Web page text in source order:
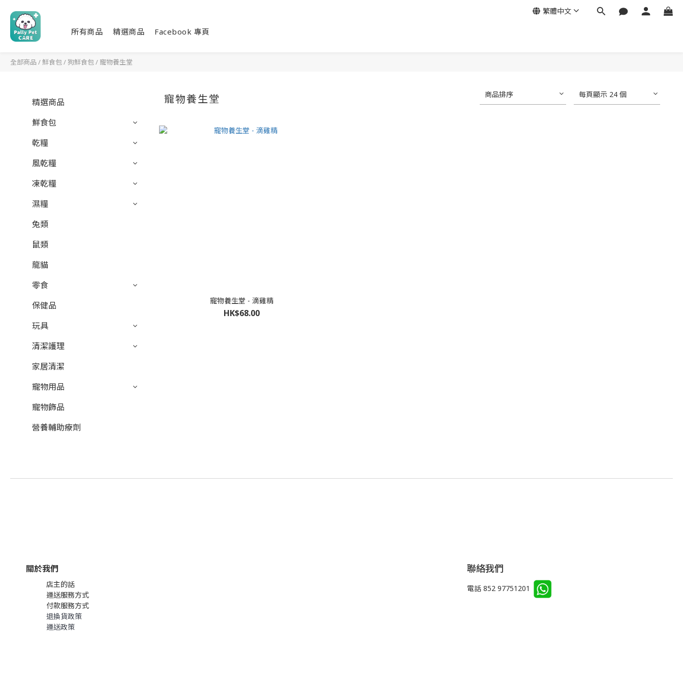
所有商品 精選商品 Facebook 專頁
繁體中文
全部商品 /鮮食包/狗鮮食包/ 寵物養生堂
精選商品
鮮食包
乾糧
風乾糧
凍乾糧
濕糧
兔類
鼠類
龍貓
零食
保健品
玩具
清潔護理
家居清潔
寵物用品
寵物飾品
營養輔助療劑
寵物養生堂 商品排序 每頁顯示 24 個
寵物養生堂 - 滴雞精
HK$68.00
關於我們
店主的話
運送服務方式
付款服務方式
退換貨政策
運送政策
聯絡我們
電話 852 97751201